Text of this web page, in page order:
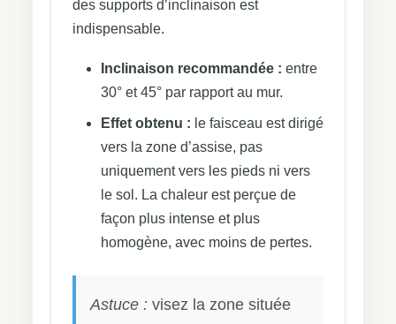
des supports d’inclinaison est
indispensable.
Inclinaison recommandée : entre
30° et 45° par rapport au mur.
Effet obtenu : le faisceau est dirigé
vers la zone d’assise, pas
uniquement vers les pieds ni vers
le sol. La chaleur est perçue de
façon plus intense et plus
homogène, avec moins de pertes.
Astuce : visez la zone située